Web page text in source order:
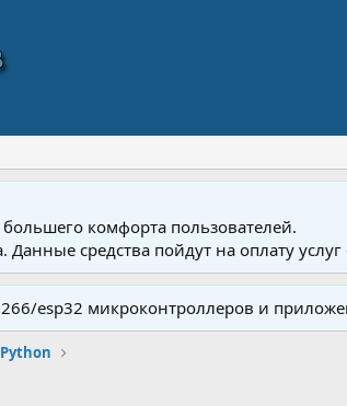
комфорта пользователей.
средства пойдут на оплату
esp32 микроконтроллеров и